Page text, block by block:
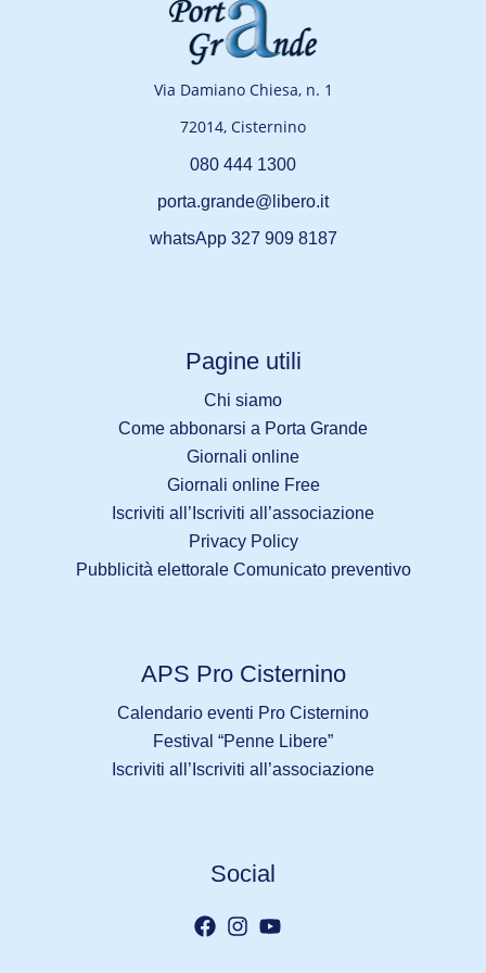
Via Damiano Chiesa, n. 1
72014, Cisternino
080 444 1300
porta.grande@libero.it
whatsApp 327 909 8187
Pagine utili
Chi siamo
Come abbonarsi a Porta Grande
Giornali online
Giornali online Free
Iscriviti all’Iscriviti all’associazione
Privacy Policy
Pubblicità elettorale Comunicato preventivo
APS Pro Cisternino
Calendario eventi Pro Cisternino
Festival “Penne Libere”
Iscriviti all’Iscriviti all’associazione
Social